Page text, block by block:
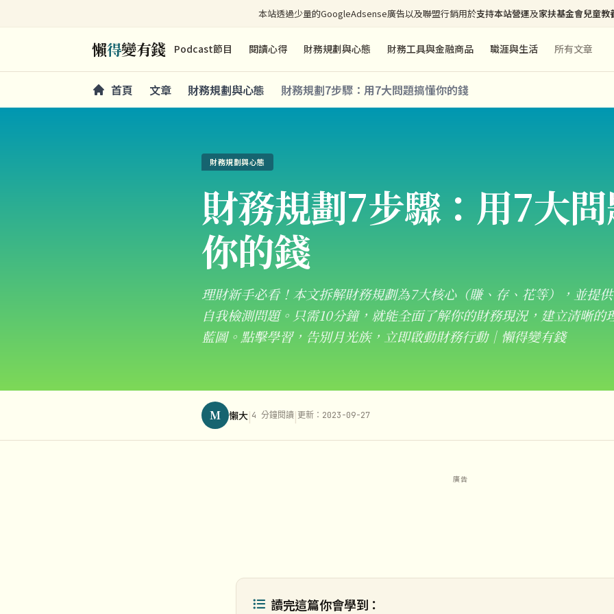
本站透過少量的GoogleAdsense廣告以及聯盟行銷用於支持本站營運及家扶基金會兒童教
懶得變有錢 Podcast節目 閱讀心得 財務規劃與心態 財務工具與金融商品 職涯與生活 所有文章
首頁 文章 財務規劃與心態 財務規劃7步驟：用7大問題搞懂你的錢
財務規劃與心態
財務規劃7步驟：用7大
你的錢
理財新手必看！本文拆解財務規劃為7大核心（賺、存、花等），並提
自我檢測問題。只需10分鐘，就能全面了解你的財務現況，建立清晰的
藍圖。點擊學習，告別月光族，立即啟動財務行動｜懶得變有錢
M 懶大|4 分鐘閱讀|更新：2023-09-27
讀完這篇你會學到：